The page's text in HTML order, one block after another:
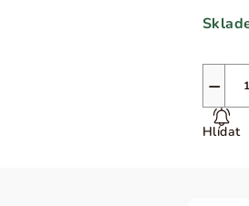
−
Hlídat